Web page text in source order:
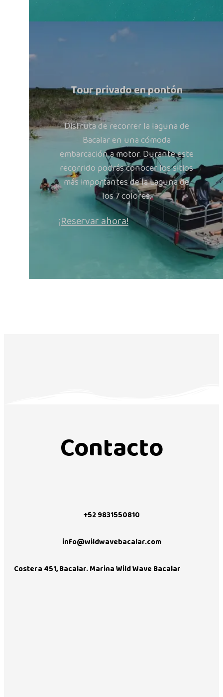
Tour privado en pontón
Disfruta de recorrer la laguna de
Bacalar en una cómoda
embarcación a motor. Durante este
recorrido podrás conocer los sitios
más importantes de la Laguna de
los 7 colores.
¡Reservar ahora!
Contacto
+52 9831550810
info@wildwavebacalar.com
Costera 451, Bacalar. Marina Wild Wave Bacalar